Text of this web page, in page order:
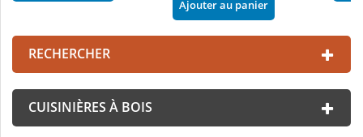
Ajouter au panier
RECHERCHER
CUISINIÈRES À BOIS